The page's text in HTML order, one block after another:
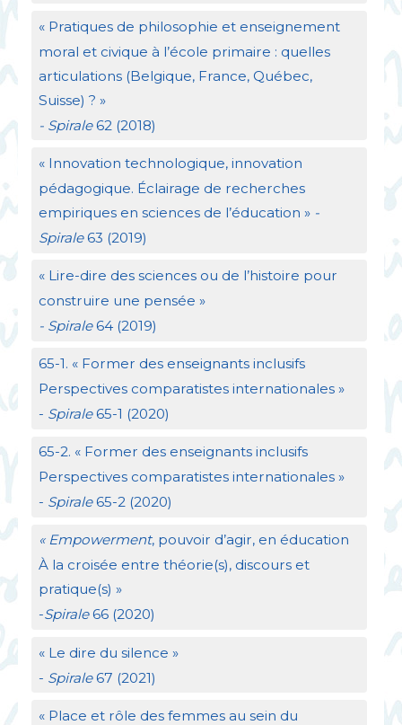
« Pratiques de philosophie et enseignement
moral et civique à l’école primaire : quelles
articulations (Belgique, France, Québec,
Suisse) ? »
- Spirale62 (2018)
« Innovation technologique, innovation
pédagogique. Éclairage de recherches
empiriques en sciences de l’éducation » -
Spirale63 (2019)
« Lire-dire des sciences ou de l’histoire pour
construire une pensée »
- Spirale64 (2019)
65-1. « Former des enseignants inclusifs
Perspectives comparatistes internationales »
- Spirale65-1 (2020)
65-2. « Former des enseignants inclusifs
Perspectives comparatistes internationales »
- Spirale65-2 (2020)
« Empowerment, pouvoir d’agir, en éducation
À la croisée entre théorie(s), discours et
pratique(s) »
-Spirale66 (2020)
« Le dire du silence »
- Spirale67 (2021)
« Place et rôle des femmes au sein du